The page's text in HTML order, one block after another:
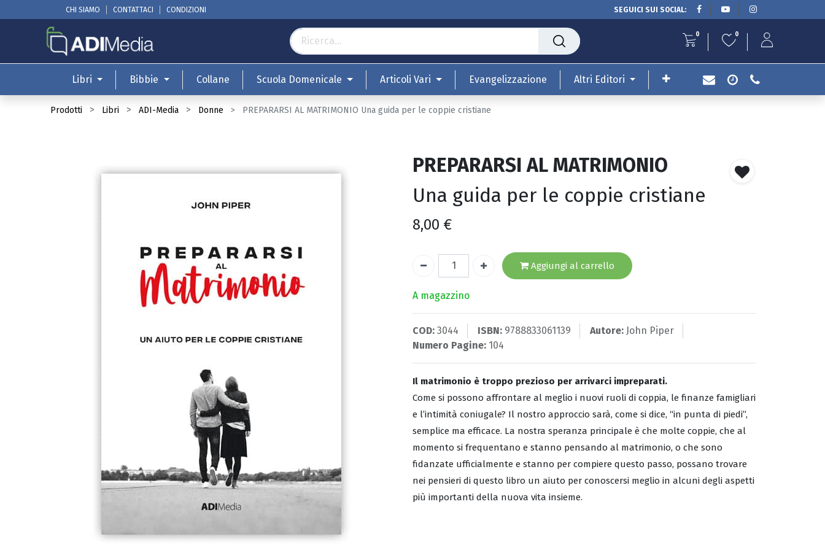
CHI SIAMO CONTATTACI CONDIZIONI SEGUICI SUI SOCIAL:
0 0
Libri Bibbie Collane Scuola Domenicale Articoli Vari Evangelizzazione Altri Editori
Prodotti Libri ADI-Media Donne PREPARARSI AL MATRIMONIO Una guida per le coppie cristiane
PREPARARSI AL MATRIMONIO
Una guida per le coppie cristiane
8,00 €
Aggiungi al carrello
A magazzino
COD: 3044 ISBN: 9788833061139 Autore: John Piper
Numero Pagine: 104
Il matrimonio è troppo prezioso per arrivarci impreparati.
Come si possono affrontare al meglio i nuovi ruoli di coppia, le finanze famigliari
e l’intimità coniugale? Il nostro approccio sarà, come si dice, “in punta di piedi”,
semplice ma efficace. La nostra speranza principale è che molte coppie, che al
momento si frequentano e stanno pensando al matrimonio, o che sono
fidanzate ufficialmente e stanno per compiere questo passo, possano trovare
nei pensieri di questo libro un aiuto per conoscersi meglio in alcuni degli aspetti
più importanti della nuova vita insieme.